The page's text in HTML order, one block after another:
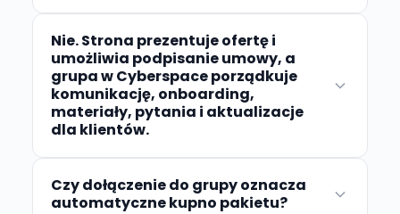
Nie. Strona prezentuje ofertę i
umożliwia podpisanie umowy, a
grupa w Cyberspace porządkuje
komunikację, onboarding,
materiały, pytania i aktualizacje
dla klientów.
Czy dołączenie do grupy oznacza
automatyczne kupno pakietu?